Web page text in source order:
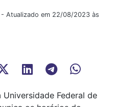
Atualizado em 22/08/2023 às
Federal de